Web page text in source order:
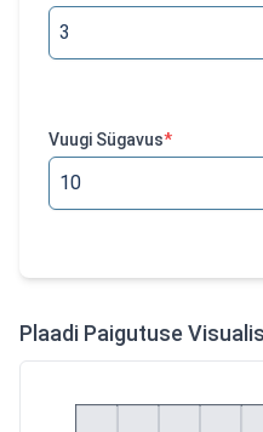
Vuugi Sügavus*
Plaadi Paigutuse